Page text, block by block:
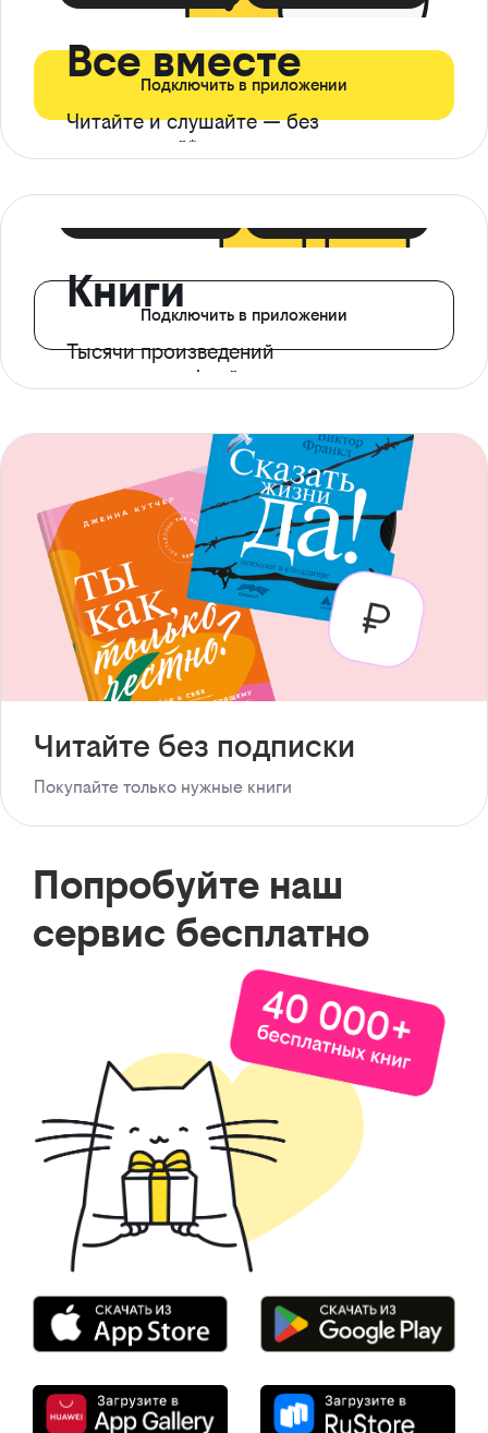
Все вместе
Читайте и слушайте — без
ограничений*
Подключить в приложении
Книги
Тысячи произведений
с доступом офлайн
Подключить в приложении
Читайте без подписки
Покупайте только нужные книги
Попробуйте наш
сервис бесплатно